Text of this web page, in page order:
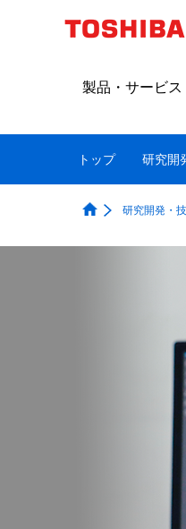
製品・サービス
トップ 研究開
研究開発・